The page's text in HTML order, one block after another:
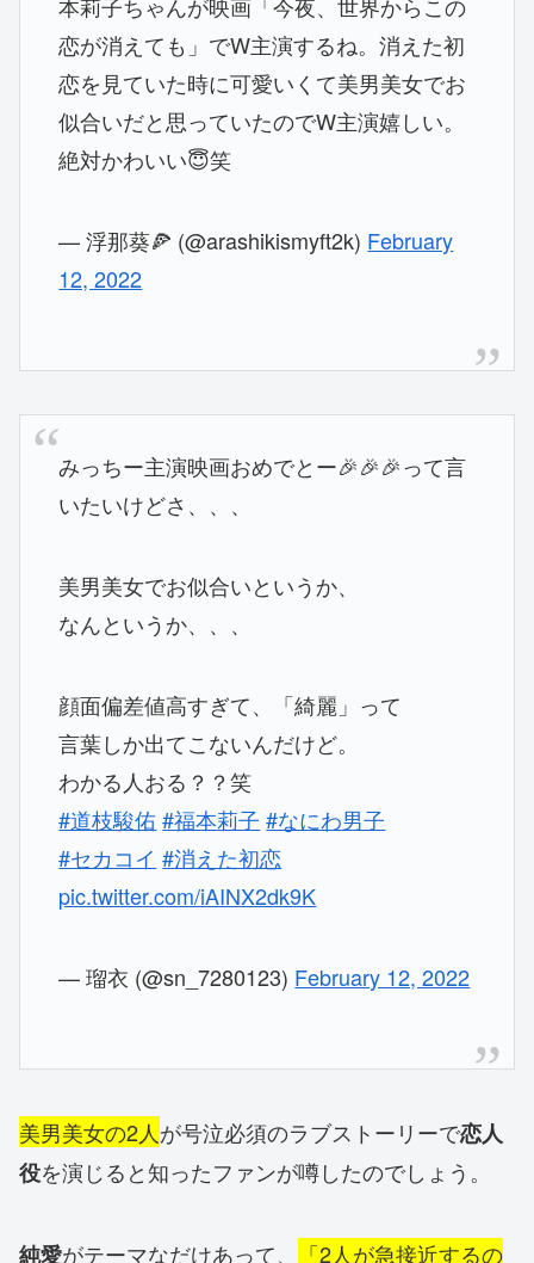
本莉子ちゃんが映画「今夜、世界からこの
恋が消えても」でW主演するね。消えた初
恋を見ていた時に可愛いくて美男美女でお
似合いだと思っていたのでW主演嬉しい。
絶対かわいい😇笑
— 浮那葵🍕 (@arashikismyft2k) February
12, 2022
みっちー主演映画おめでとー🎉🎉🎉って言
いたいけどさ、、、
美男美女でお似合いというか、
なんというか、、、
顔面偏差値高すぎて、「綺麗」って
言葉しか出てこないんだけど。
わかる人おる？？笑
#道枝駿佑 #福本莉子 #なにわ男子
#セカコイ #消えた初恋
pic.twitter.com/iAINX2dk9K
— 瑠衣 (@sn_7280123) February 12, 2022
美男美女の2人が号泣必須のラブストーリーで恋人
役を演じると知ったファンが噂したのでしょう。
純愛がテーマなだけあって、 「2人が急接近するの